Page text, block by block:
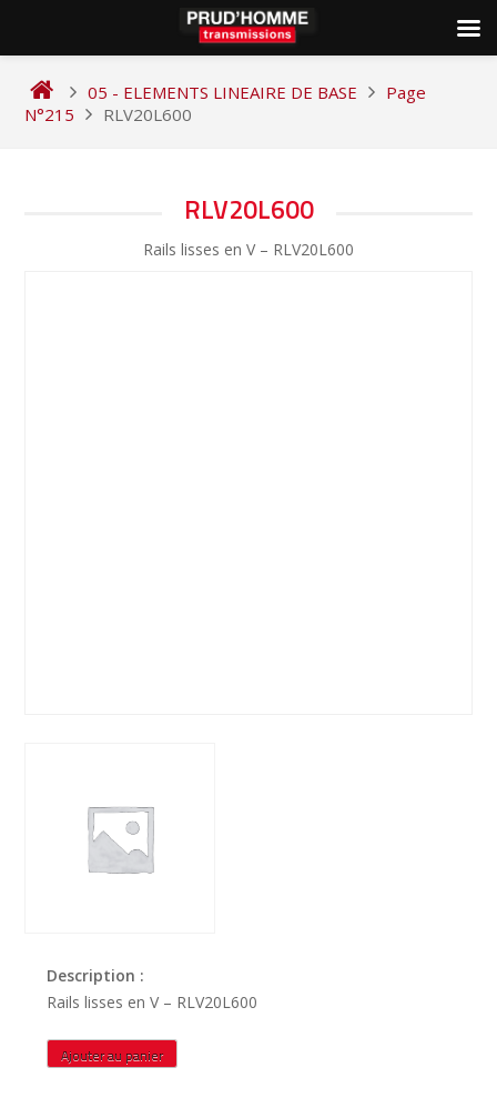
content
05 - ELEMENTS LINEAIRE DE BASE
Page
N°215
RLV20L600
RLV20L600
Rails lisses en V – RLV20L600
Description :
Rails lisses en V – RLV20L600
quantité
de
Ajouter au panier